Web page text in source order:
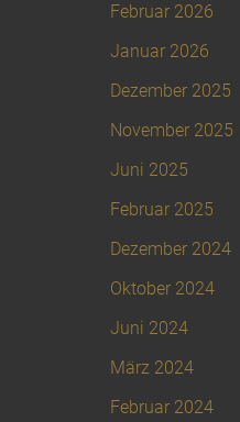
Februar 2026
Januar 2026
Dezember 2025
November 2025
Juni 2025
Februar 2025
Dezember 2024
Oktober 2024
Juni 2024
März 2024
Februar 2024